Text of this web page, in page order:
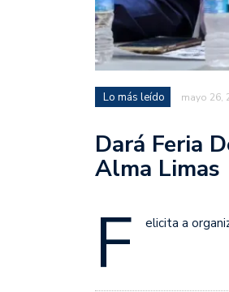
Lo más leído mayo 26,
Dará Feria
Alma Limas
F elicita a